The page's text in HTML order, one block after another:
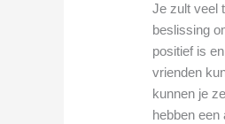
Je zult veel
beslissing
positief is
vrienden
kunnen je
hebben